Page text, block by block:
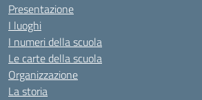
Presentazione
I luoghi
I numeri della scuola
Le carte della scuola
Organizzazione
La storia